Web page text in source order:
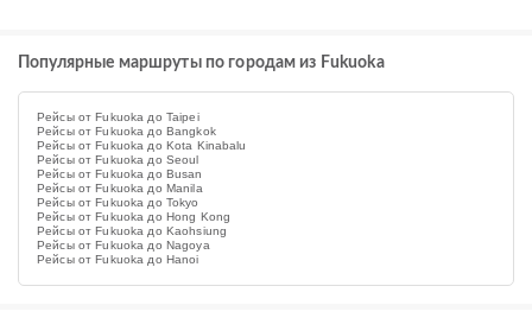
Популярные маршруты по городам из Fukuoka
Рейсы от Fukuoka до Taipei
Рейсы от Fukuoka до Bangkok
Рейсы от Fukuoka до Kota Kinabalu
Рейсы от Fukuoka до Seoul
Рейсы от Fukuoka до Busan
Рейсы от Fukuoka до Manila
Рейсы от Fukuoka до Tokyo
Рейсы от Fukuoka до Hong Kong
Рейсы от Fukuoka до Kaohsiung
Рейсы от Fukuoka до Nagoya
Рейсы от Fukuoka до Hanoi